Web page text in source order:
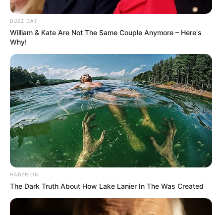
BUZZ DAY
William & Kate Are Not The Same Couple Anymore – Here's
Why!
HABERION
The Dark Truth About How Lake Lanier In The Was Created